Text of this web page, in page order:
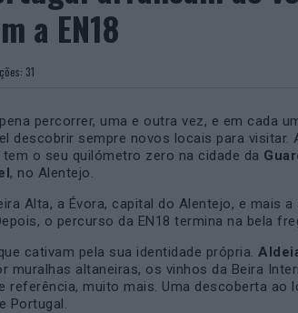
a EN18
31
percorrer, uma e outra vez, e em cada
descobrir sempre novos locais para visitar.
tem o seu quilómetro zero na cidade da
, no Alentejo.
Alta, a Évora, capital do Alentejo, e mais
o percurso da EN18 termina na bela
cativam pela sua identidade própria.
muralhas altaneiras, os vinhos da Beira
referência, muito mais. Uma descoberta ao
Portugal.